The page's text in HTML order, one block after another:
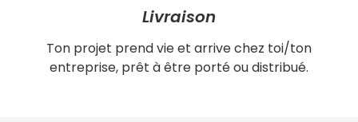
Livraison
Ton projet prend vie et arrive chez toi/ton
entreprise, prêt à être porté ou distribué.